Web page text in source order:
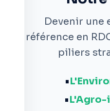
Devenir une
référence en
piliers